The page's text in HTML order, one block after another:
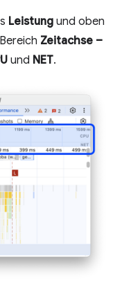
Leistung und oben
Zeitachse –
und NET.